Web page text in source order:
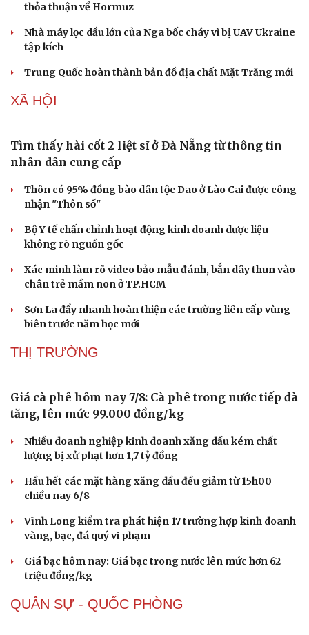
Vì cộng đồng
thỏa thuận về Hormuz
Nhà máy lọc dầu lớn của Nga bốc cháy vì bị UAV Ukraine
tập kích
Trung Quốc hoàn thành bản đồ địa chất Mặt Trăng mới
XÃ HỘI
nhân dân cung cấp
nhận "Thôn số"
không rõ nguồn gốc
Xác minh làm rõ video bảo mẫu đánh, bắn dây thun vào
Sơn La đẩy nhanh hoàn thiện các trường liên cấp vùng
biên trước năm học mới
THỊ TRƯỜNG